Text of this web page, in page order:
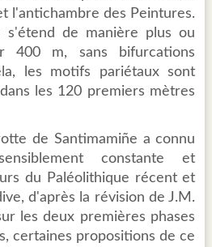
l'antichambre des Peintures.
s'étend de manière plus ou
400 m, sans bifurcations
les motifs pariétaux sont
les 120 premiers mètres
de Santimamiñe a connu
constante et
du Paléolithique récent et
d'après la révision de J.M.
les deux premières phases
certaines propositions de ce